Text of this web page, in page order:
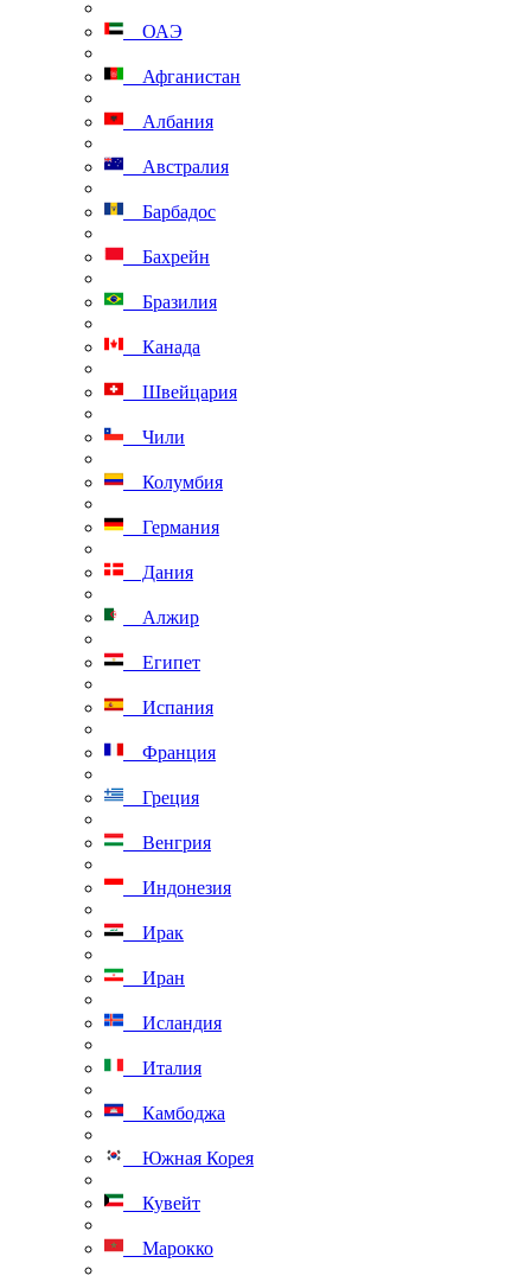
ОАЭ
Афганистан
Албания
Австралия
Барбадос
Бахрейн
Бразилия
Канада
Швейцария
Чили
Колумбия
Германия
Дания
Алжир
Египет
Испания
Франция
Греция
Венгрия
Индонезия
Ирак
Иран
Исландия
Италия
Камбоджа
Южная Корея
Кувейт
Марокко